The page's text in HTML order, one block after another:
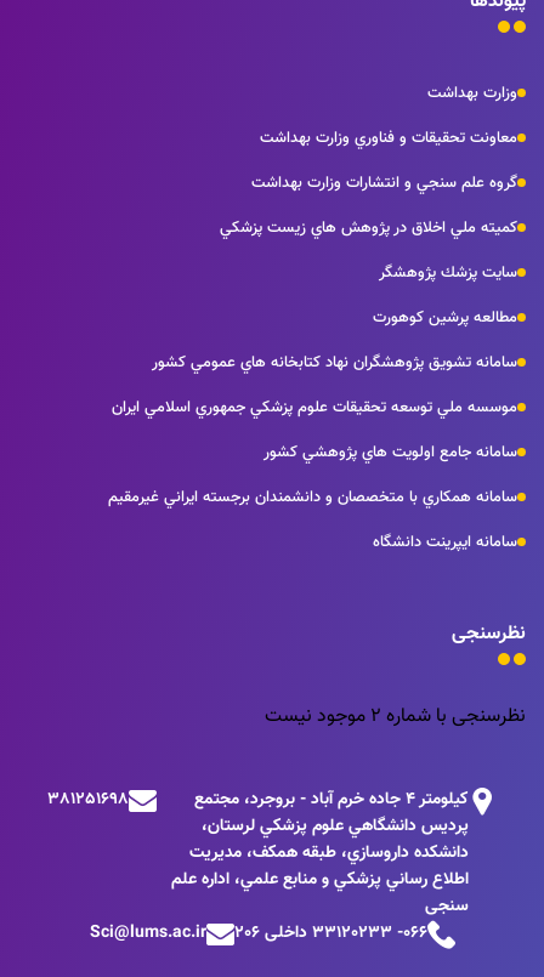
وزارت بهداشت
معاونت تحقيقات و فناوري وزارت بهداشت
گروه علم سنجي و انتشارات وزارت بهداشت
كميته ملي اخلاق در پژوهش هاي زيست پزشكي
سايت پزشك پژوهشگر
مطالعه پرشين كوهورت
سامانه تشويق پژوهشگران نهاد كتابخانه هاي عمومي كشور
موسسه ملي توسعه تحقيقات علوم پزشكي جمهوري اسلامي ايران
سامانه جامع اولويت هاي پژوهشي كشور
سامانه همكاري با متخصصان و دانشمندان برجسته ايراني غيرمقيم
سامانه ايپرينت دانشگاه
نظرسنجی
نظرسنجی با شماره 2 موجود نیست
كيلومتر 4 جاده خرم آباد - بروجرد، مجتمع
پرديس دانشگاهي علوم پزشكي لرستان،
دانشكده داروسازي، طبقه همكف، مديريت
اطلاع رساني پزشكي و منابع علمي، اداره علم
سنجی
381251698
066- 33120233 داخلی 206 Sci@lums.ac.ir